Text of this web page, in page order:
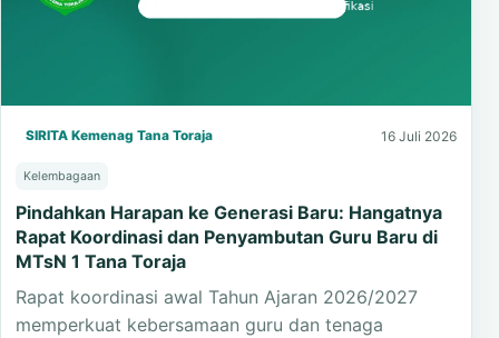
SIRITA Kemenag Tana Toraja 16 Juli 2026
Kelembagaan
Pindahkan Harapan ke Generasi Baru: Hangatnya
Rapat Koordinasi dan Penyambutan Guru Baru di
MTsN 1 Tana Toraja
Rapat koordinasi awal Tahun Ajaran 2026/2027
memperkuat kebersamaan guru dan tenaga